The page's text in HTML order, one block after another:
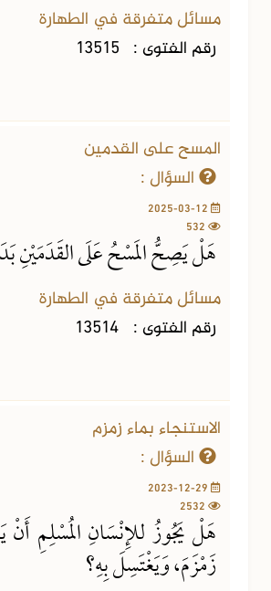
مسائل متفرقة في الطهارة
رقم الفتوى : 13515
المسح على القدمين
السؤال :
هَلْ يَصِحُّ المَسْحُ عَلَى القَدَمَيْنِ
مسائل متفرقة في الطهارة
رقم الفتوى : 13514
الاستنجاء بماء زمزم
السؤال :
هَلْ يَجُوزُ للإِنْسَانِ المُسْلِمِ أَنْ
زَمْزَمَ، وَيَغْتَسِلَ بِهِ؟